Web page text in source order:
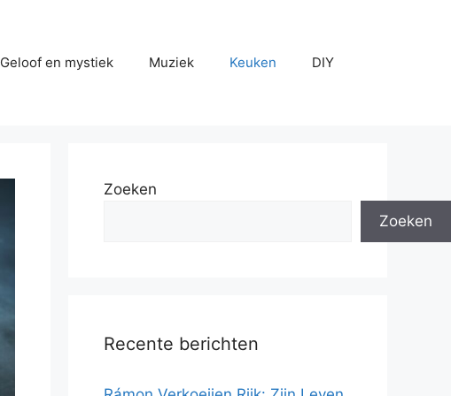
Geloof en mystiek Muziek Keuken DIY
Zoeken
Zoeken
Recente berichten